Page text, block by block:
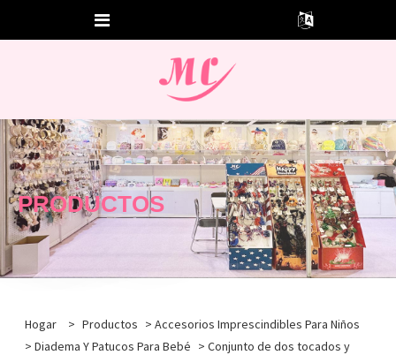
PRODUCTOS
Hogar > Productos >Accesorios Imprescindibles Para Niños
>Diadema Y Patucos Para Bebé > Conjunto de dos tocados y